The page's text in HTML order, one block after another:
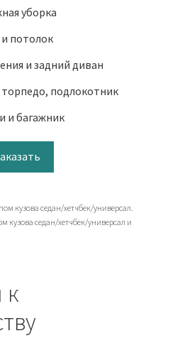
уборка
потолок
и задний диван
подлокотник
и багажник
кузова седан/хетчбек/универсал.
кузова седан/хетчбек/универсал и
к